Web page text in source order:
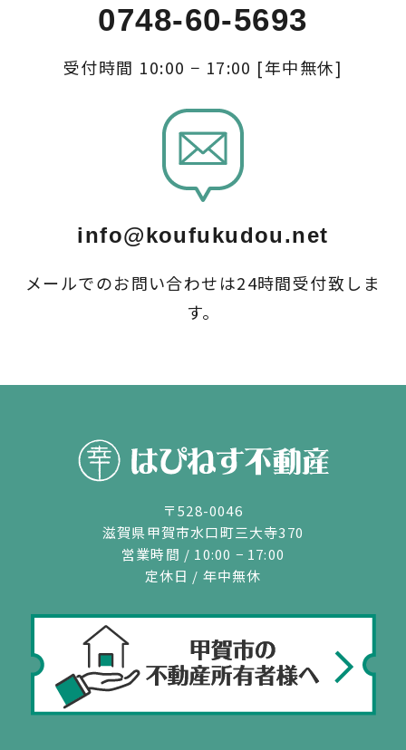
0748-60-5693
受付時間 10:00 − 17:00 [年中無休]
info@koufukudou.net
メールでのお問い合わせは24時間受付致しま
す。
〒528-0046
滋賀県甲賀市水口町三大寺370
営業時間 / 10:00 − 17:00
定休日 / 年中無休